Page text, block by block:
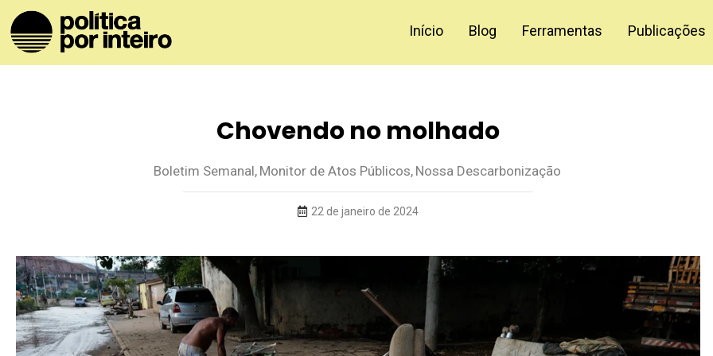
Início Blog Ferramentas Publicações
Chovendo no molhado
Boletim Semanal, Monitor de Atos Públicos, Nossa Descarbonização
22 de janeiro de 2024